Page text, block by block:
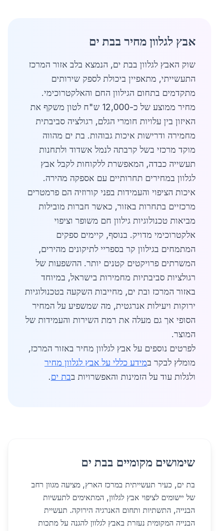
אבץ לגלוון מחיר בבת ים
שוק האבץ לגלוון בבת ים, הנמצא בלב אזור המרכז
התעשייתי, מתאפיין ביכולת לספק שירותים
מתקדמים בתחום הגילוון החם והאלקטרוכימי.
מחיר ממוצע של כ-12,000 ש"ח לטון משקף את
האיזון בין עלויות חומרי הגלם, רגולציה סביבתית
מחמירה ודרישות איכות גבוהות. בת ים מהווה
מוקד מרכזי בשל קרבתה לנמל אשדוד ולתחנות
תעשייה כבדה, המאפשרת ללקוחות לקבל אבץ
לגלוון במחירים תחרותיים עם אספקה מהירה.
איכות הציפוי והעמידות בפני קורוזיה הם פרמטרים
מרכזיים בתחרות באזור, כאשר חברות מובילות
מביאות טכנולוגיות גילוון חם משופר וציפוי
אלקטרוכימי מדויק. בנוסף, קיימים ספקים
המתמחים בגילוון קר בספריי לתיקונים מהירים,
המשרתים פרויקטים קטנים יותר. ההשפעות של
רגולציות סביבתיות מחמירות בישראל, במיוחד
באזור המרכז ובת ים, מחייבות השקעה בטכנולוגיות
ירוקות ויעילות אנרגטית, מה שמשפיע על המחיר
הסופי אך גם מעלה את רמת השירות והעמידות של
המוצר.
לפרטים נוספים על אבץ לגלוון מחיר באזור המרכז,
מומלץ לבקר במידע כללי על אבץ לגלוון מחיר
ולגלות עוד על הזמינות והאפשרויות בבת ים.
שימושים מקומיים בבת ים
בת ים, כעיר תעשייתית במרכז הארץ, מציעה מגוון רחב
של יישומים לציפוי אבץ לגלוון, המתאימים לתעשיות
הבנייה, התשתיות ותחום האנרגיה הירוקה. תעשיית
הבנייה המקומית נעזרת באבץ לגלוון להגנה על מתכות